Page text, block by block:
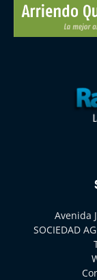
Avenida
SOCIEDAD